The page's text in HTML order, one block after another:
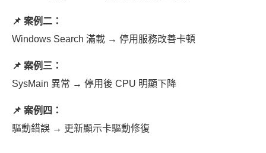
📌 案例二：
Windows Search 滿載 → 停用服務改善卡頓
📌 案例三：
SysMain 異常 → 停用後 CPU 明顯下降
📌 案例四：
驅動錯誤 → 更新顯示卡驅動修復